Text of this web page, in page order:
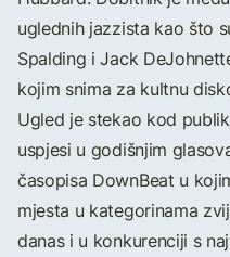
uglednih jazzista kao što
Spalding i Jack
kojim snima za kultnu
Ugled je stekao kod
uspjesi u godišnjim
časopisa DownBeat u
mjesta u kategorinama
danas i u konkurenciji s